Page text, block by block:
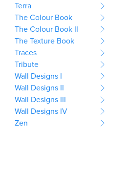
Terra
The Colour Book
The Colour Book II
The Texture Book
Traces
Tribute
Wall Designs I
Wall Designs II
Wall Designs III
Wall Designs IV
Zen